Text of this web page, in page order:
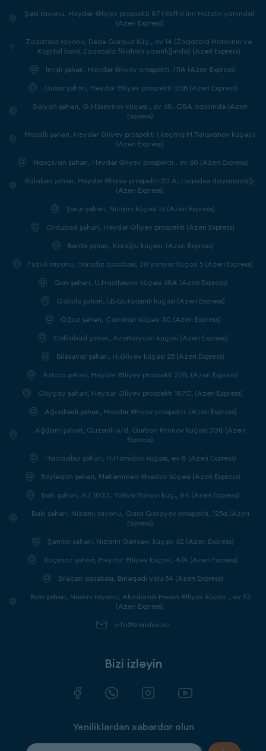
Şəki rayonu, Heydər Əliyev prospekti 87 (Yaffle İnn Hotelin yanında)
(Azeri Express)
Zaqatala rayonu, Dədə Qorqud küç., ev 14 (Zaqatala Hotelinin və
Kapital bank Zaqatala filialının yaxınlığında) (Azeri Express)
İmişli şəhəri, Heydər Əliyev prospekti ,111A (Azeri Express)
Qusar şəhəri, Heydər Əliyev prospekti 125B (Azeri Express)
Salyan şəhəri, Ə.Hüseynov küçəsi , ev 68, OBA daxilində (Azeri
Express)
Masallı şəhəri, Heydər Əliyev prospektı ( keçmiş M.Talışxanov küçəsi)
(Azeri Express)
Naxçivan şəhəri, Heydər Əliyev prospekti , ev 60 (Azeri Express)
Balakən şəhəri, Heydər Əliyev prospekti 20 A, Loqedex dayanacağı
(Azeri Express)
Şərur şəhəri, Nizami küçəsi 16 (Azeri Express)
Ordubad şəhəri, Heydər Əliyev prospekti (Azeri Express)
Bərdə şəhəri, Koroğlu küçəsi. (Azeri Express)
Füzuli rayonu, Horadiz qəsəbəsi, 20 yanvar küçəsi 5 (Azeri Express)
Qax şəhəri, Ü.Hacibəyov küçəsi 68A (Azeri Express)
Qəbələ şəhəri, İ.B.Qutqaşınlı küçəsi (Azeri Express)
Oğuz şəhəri, Cavanşir küçəsi 30 (Azeri Express)
Cəlilabad şəhəri, Azərbaycan küçəsi (Azeri Express)
Biləsuvar şəhəri, H.Əliyev küçəsi 25 (Azeri Express)
Astara şəhəri, Heydər Əliyev prospekti 22B. (Azeri Express)
Göyçay şəhəri, Heydər Əliyev prospekti 187C. (Azeri Express)
Ağcabədi şəhəri, Heydər Əliyev prospekti. (Azeri Express)
Ağdam şəhəri, Quzanlı ə/d. Qurban Pirimov küçəsi 338 (Azeri
Express)
Hacıqabul şəhəri, H.Həmidov küçəsi, ev 8 (Azeri Express)
Beyləqan şəhəri, Məhəmməd Əsədov küçəsi (Azeri Express)
Bakı şəhəri, AZ 1033, Yəhya Bakuvi küç., 84 (Azeri Express)
Bakı şəhəri, Nizami rayonu, Qara Qarayev prospekti, 125a (Azeri
Express)
Şəmkir şəhəri, Nizami Gəncəvi küçəsi 62 (Azeri Express)
Xaçmaz şəhəri, Heydər Əliyev küçəsi, 47A (Azeri Express)
Biləcəri qəsəbəsi, Binəqədi yolu 54 (Azeri Express)
Bakı şəhəri, Nəsimi rayonu, Akademik Həsən Əliyev küçəsi , ev 1D
(Azeri Express)
info@trendex.az
Bizi izləyin
Yeniliklərdən xəbərdar olun